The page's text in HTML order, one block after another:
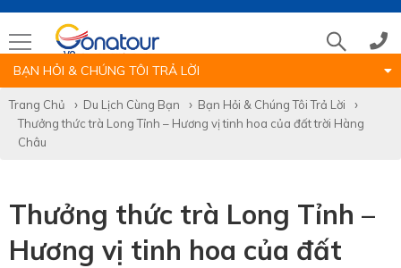
(028)39 14 18 18
0786 711 611
BẠN HỎI & CHÚNG TÔI TRẢ LỜI
Trang Chủ Du Lịch Cùng Bạn
Bạn Hỏi & Chúng Tôi Trả Lời
Thưởng thức trà Long Tỉnh – Hương vị tinh hoa của đất trời Hàng
Châu
Thưởng thức trà Long Tỉnh –
Hương vị tinh hoa của đất